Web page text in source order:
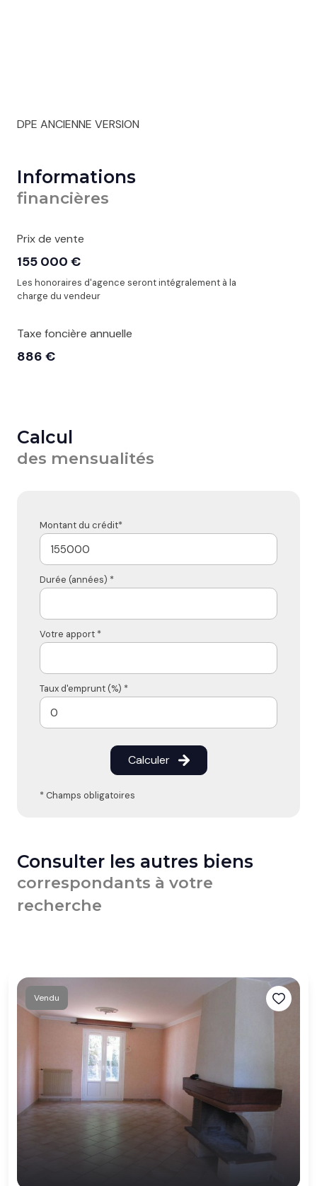
DPE ANCIENNE VERSION
Informations
financières
Prix de vente
155 000 €
Les honoraires d'agence seront intégralement à la
charge du vendeur
Taxe foncière annuelle
886 €
Calcul
des mensualités
Montant du crédit*
Durée (années) *
Votre apport *
Taux d'emprunt (%) *
Calculer
* Champs obligatoires
Consulter les autres biens
correspondants à votre
recherche
Vendu